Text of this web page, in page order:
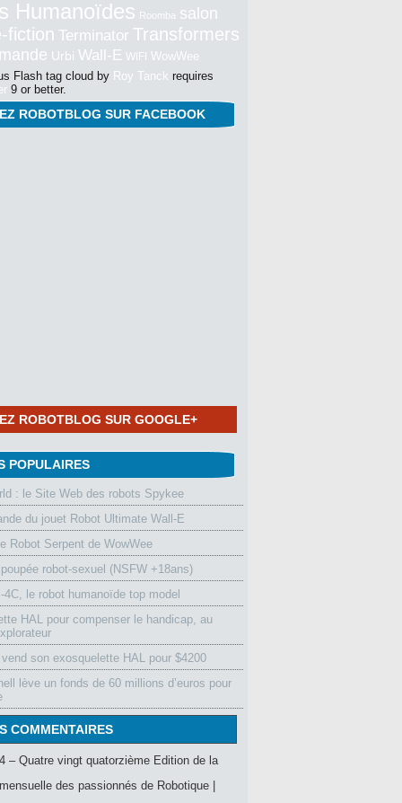
Humanoïdes Roomba salon
fiction Terminator Transformers
Urbi Wall-E WIFI WowWee
Flash tag cloud by Roy Tanck requires
9 or better.
ROBOTBLOG SUR FACEBOOK
ROBOTBLOG SUR GOOGLE+
POPULAIRES
: le Site Web des robots Spykee
du jouet Robot Ultimate Wall-E
Robot Serpent de WowWee
robot-sexuel (NSFW +18ans)
4C, le robot humanoïde top model
HAL pour compenser le handicap, au
son exosquelette HAL pour $4200
lève un fonds de 60 millions d’euros pour
COMMENTAIRES
– Quatre vingt quatorzième Edition de la
des passionnés de Robotique |